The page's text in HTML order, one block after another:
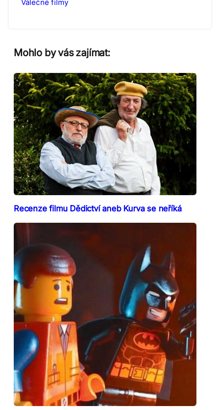
Válečné filmy
Mohlo by vás zajímat:
Recenze filmu Dědictví aneb Kurva se neříká